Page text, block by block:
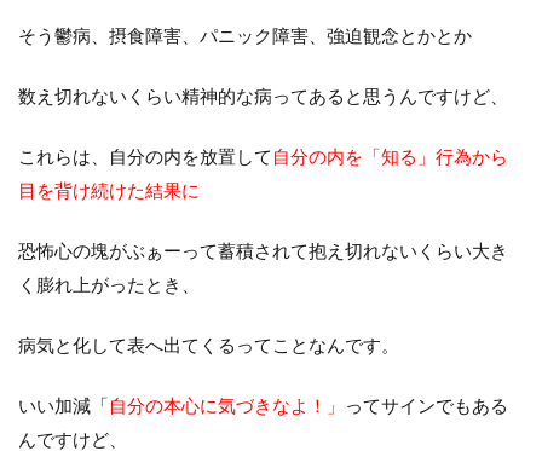
そう鬱病、摂食障害、パニック障害、強迫観念とかとか
数え切れないくらい精神的な病ってあると思うんですけど、
これらは、自分の内を放置して 自分の内を「知る」行為から
目を背け続けた結果に
恐怖心の塊がぶぁーって蓄積されて抱え切れないくらい大き
く膨れ上がったとき、
病気と化して表へ出てくるってことなんです。
いい加減「自分の本心に気づきなよ！」
ってサインでもある
んですけど、